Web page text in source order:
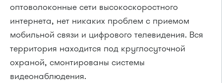
оптоволоконные сети высокоскоростного
интернета, нет никаких проблем с приемом
мобильной связи и цифрового телевидения. Вся
территория находится под круглосуточной
охраной, смонтированы системы
видеонаблюдения.